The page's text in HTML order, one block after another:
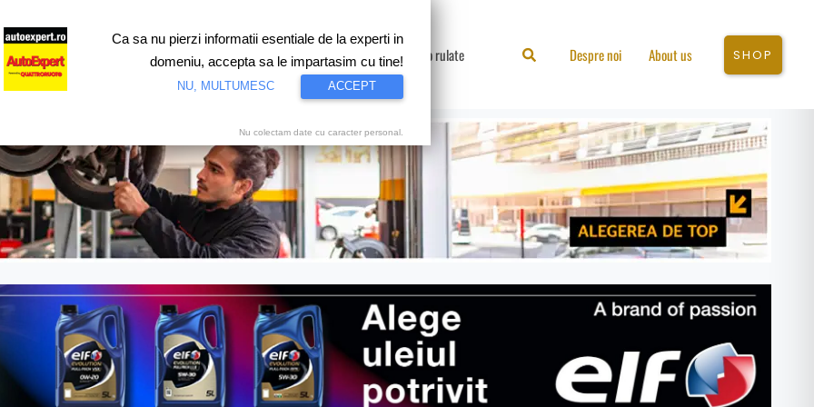
Știri Test drive Motorsport Proiecte speciale Video Auto rulate SearchDespre noi About us SHOP
Ca sa nu pierzi informatii esentiale de la experti in
domeniu, accepta sa le impartasim cu tine!
NU, MULTUMESC ACCEPT
Nu colectam date cu caracter personal.